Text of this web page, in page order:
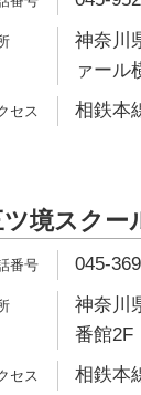
神奈川
ァール
相鉄本
ツ境スクー
045-
神奈川
番館2F
相鉄本